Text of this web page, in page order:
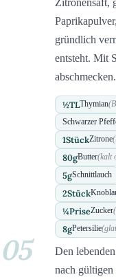
Zitronensaft,
gründlich
entsteht. Mit
abschmecken.
½TLThymian
Schwarzer
1StückZitrone
80gButter(kalt
5gSchnittlauch
2Stück
¼PriseZucker
8gPetersilie
05
Den
nach